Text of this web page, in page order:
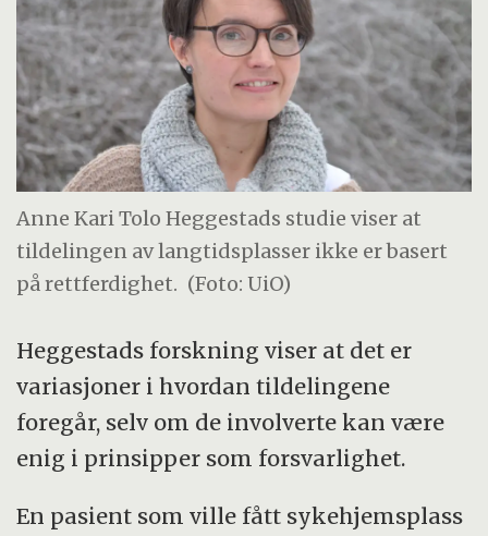
Anne Kari Tolo Heggestads studie viser at
tildelingen av langtidsplasser ikke er basert
på rettferdighet. (Foto: UiO)
Heggestads forskning viser at det er
variasjoner i hvordan tildelingene
foregår, selv om de involverte kan være
enig i prinsipper som forsvarlighet.
En pasient som ville fått sykehjemsplass